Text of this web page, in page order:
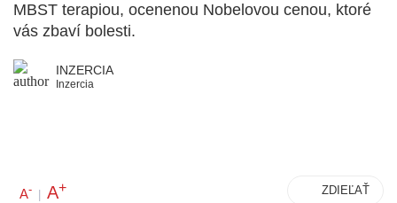
MBST terapiou, ocenenou Nobelovou cenou, ktoré
vás zbaví bolesti.
INZERCIA
Inzercia
A- | A+ ZDIEĽAŤ